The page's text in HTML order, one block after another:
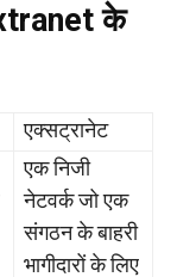
के
एक्सट्रानेट
एक निजी
नेटवर्क जो एक
संगठन के बाहरी
भागीदारों के लिए